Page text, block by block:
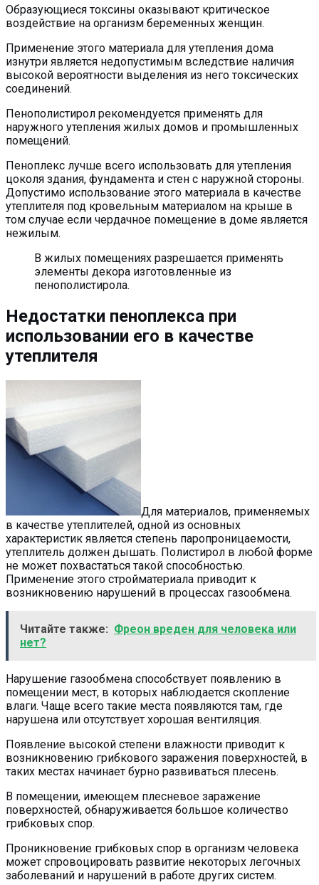
Образующиеся токсины оказывают критическое
воздействие на организм беременных женщин.
Применение этого материала для утепления дома
изнутри является недопустимым вследствие наличия
высокой вероятности выделения из него токсических
соединений.
Пенополистирол рекомендуется применять для
наружного утепления жилых домов и промышленных
помещений.
Пеноплекс лучше всего использовать для утепления
цоколя здания, фундамента и стен с наружной стороны.
Допустимо использование этого материала в качестве
утеплителя под кровельным материалом на крыше в
том случае если чердачное помещение в доме является
нежилым.
В жилых помещениях разрешается применять
элементы декора изготовленные из
пенополистирола.
Недостатки пеноплекса при
использовании его в качестве
утеплителя
Для материалов, применяемых
в качестве утеплителей, одной из основных
характеристик является степень паропроницаемости,
утеплитель должен дышать. Полистирол в любой форме
не может похвастаться такой способностью.
Применение этого стройматериала приводит к
возникновению нарушений в процессах газообмена.
Читайте также: Фреон вреден для человека или
нет?
Нарушение газообмена способствует появлению в
помещении мест, в которых наблюдается скопление
влаги. Чаще всего такие места появляются там, где
нарушена или отсутствует хорошая вентиляция.
Появление высокой степени влажности приводит к
возникновению грибкового заражения поверхностей, в
таких местах начинает бурно развиваться плесень.
В помещении, имеющем плесневое заражение
поверхностей, обнаруживается большое количество
грибковых спор.
Проникновение грибковых спор в организм человека
может спровоцировать развитие некоторых легочных
заболеваний и нарушений в работе других систем.